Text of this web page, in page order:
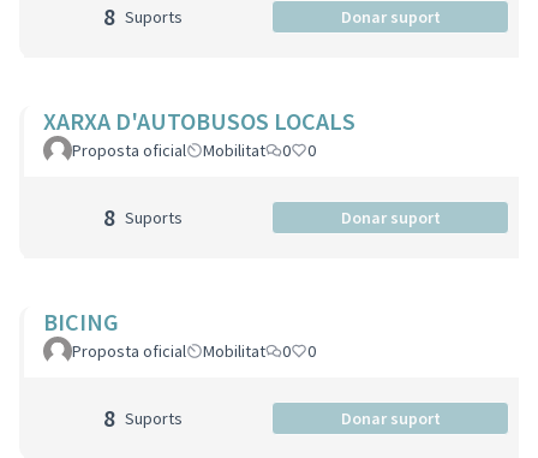
8 Suports Donar suport
XARXA D'AUTOBUSOS LOCALS
Proposta oficial Mobilitat 0 0
8 Suports Donar suport
BICING
Proposta oficial Mobilitat 0 0
8 Suports Donar suport